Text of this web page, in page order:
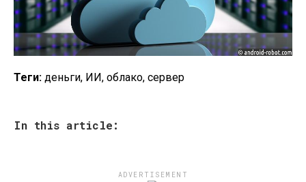
Теги: деньги, ИИ, облако, сервер
In this article:
ADVERTISEMENT